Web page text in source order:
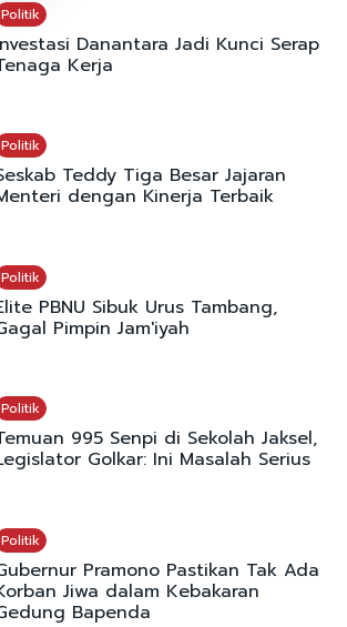
Politik
Danantara Jadi Kunci Serap
Kerja
Politik
Teddy Tiga Besar Jajaran
dengan Kinerja Terbaik
Politik
PBNU Sibuk Urus Tambang,
Pimpin Jam'iyah
Politik
995 Senpi di Sekolah Jaksel,
Golkar: Ini Masalah Serius
Politik
Pramono Pastikan Tak Ada
Jiwa dalam Kebakaran
Bapenda